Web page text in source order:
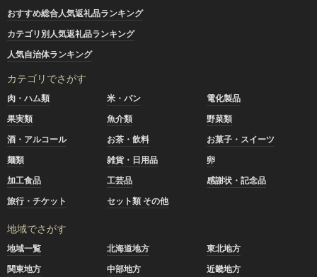
おすすめ総合人気返礼品ランキング
カテゴリ別人気返礼品ランキング
人気自治体ランキング
カテゴリでさがす
肉・ハム類 米・パン
電化製品
果実類
魚介類
野菜類
酒・アルコール
お茶・飲料
お菓子・スイーツ
麺類
雑貨・日用品
卵
加工食品
工芸品
感謝状・記念品
旅行・チケット
セット類 その他
地域でさがす
地域一覧 北海道地方
東北地方
関東地方
中部地方
近畿地方